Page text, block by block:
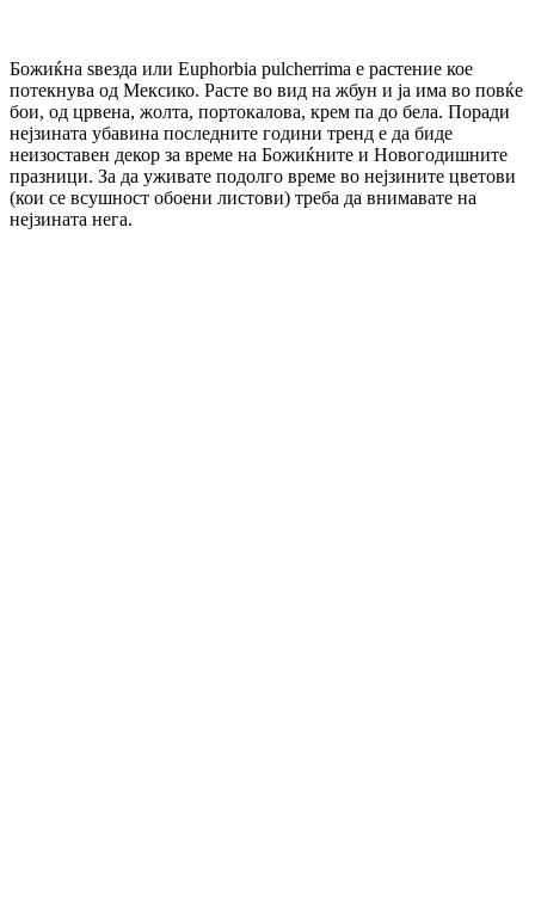
Божиќна ѕвезда или Euphorbia pulcherrima е растение кое
потекнува од Мексико. Расте во вид на жбун и ја има во повќе
бои, од црвена, жолта, портокалова, крем па до бела. Поради
нејзината убавина последните години тренд е да биде
неизоставен декор за време на Божиќните и Новогодишните
празници. За да уживате подолго време во нејзините цветови
(кои се всушност обоени листови) треба да внимавате на
нејзината нега.